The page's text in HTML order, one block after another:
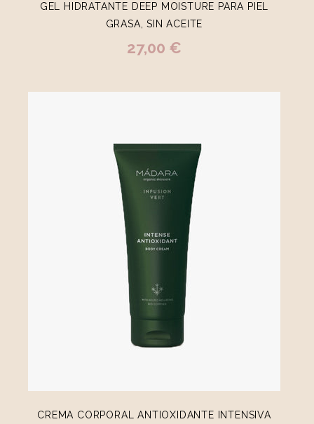
GEL HIDRATANTE DEEP MOISTURE PARA PIEL
GRASA, SIN ACEITE
27,00 €
CREMA CORPORAL ANTIOXIDANTE INTENSIVA